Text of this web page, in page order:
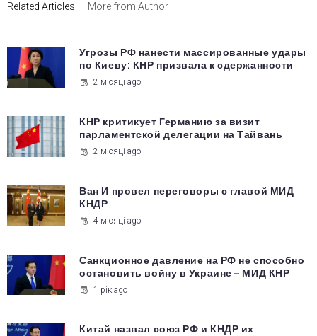
Related Articles More from Author
Угрозы РФ нанести массированные удары
по Киеву: КНР призвала к сдержанности
2 місяці ago
КНР критикует Германию за визит
парламентской делегации на Тайвань
2 місяці ago
Ван И провел переговоры с главой МИД
КНДР
4 місяці ago
Санкционное давление на РФ не способно
остановить войну в Украине – МИД КНР
1 рік ago
Китай назвал союз РФ и КНДР их